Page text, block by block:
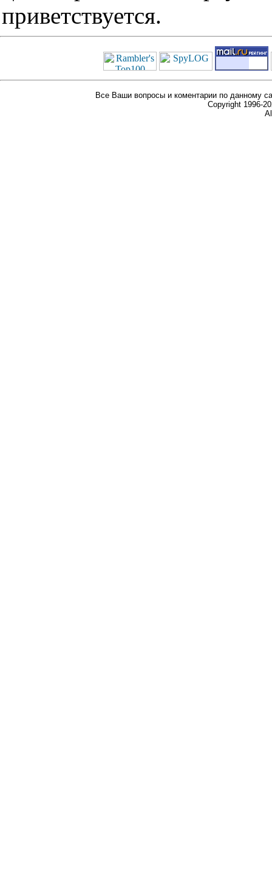
приветствуется.
Все Ваши вопросы и коментарии по данному
Copyright 1996-